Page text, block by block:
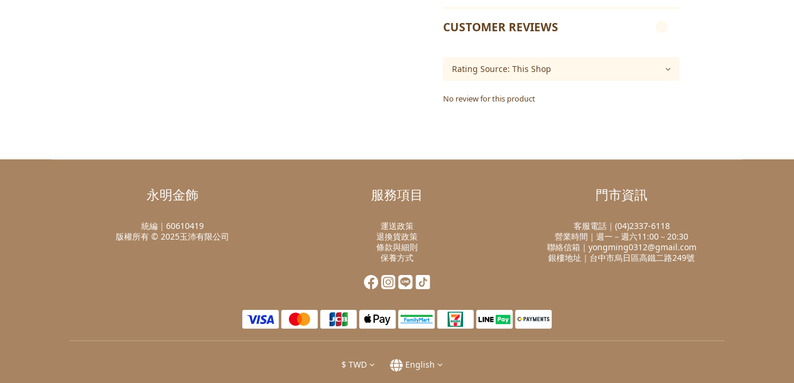
CUSTOMER REVIEWS
No review for this product
永明金飾
統編｜60610419
版權所有 © 2025玉沛有限公司
服務項目
運送政策
退換貨政策
條款與細則
保養方式
門市資訊
客服電話｜(04)2337-6118
營業時間｜週一－週六11:00－20:30
聯絡信箱｜yongming0312@gmail.com
銀樓地址｜台中市烏日區高鐵二路249號
$ TWD English